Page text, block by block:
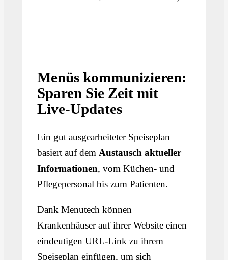
Menüs kommunizieren:
Sparen Sie Zeit mit
Live-Updates
Ein gut ausgearbeiteter Speiseplan
basiert auf dem Austausch aktueller
Informationen, vom Küchen- und
Pflegepersonal bis zum Patienten.
Dank Menutech können
Krankenhäuser auf ihrer Website einen
eindeutigen URL-Link zu ihrem
Speiseplan einfügen, um sich